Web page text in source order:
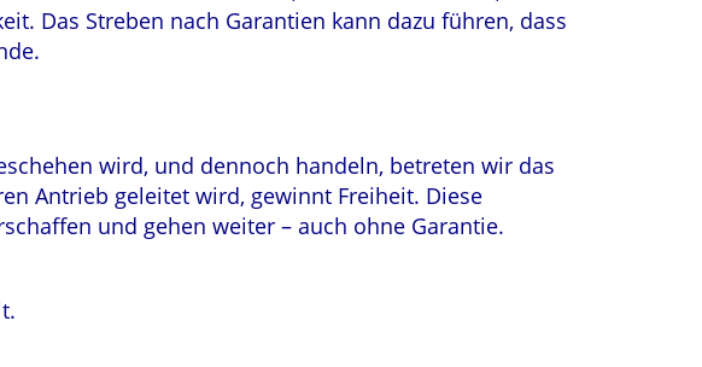
Das Streben nach Garantien kann dazu führen, dass
wird, und dennoch handeln, betreten wir das
Antrieb geleitet wird, gewinnt Freiheit. Diese
und gehen weiter – auch ohne Garantie.